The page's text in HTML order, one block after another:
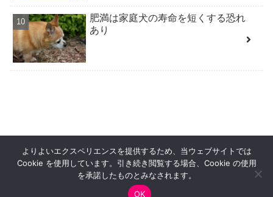
肥満は家庭犬の寿命を短くする恐れ
あり
HOME
PRIVACY POLICY
特定商取引法に基づく表記
お問合せ
犬曰く All Rights Reserved.
よりよいエクスペリエンスを提供するため、当ウェブサイトでは
Cookie を使用しています。引き続き閲覧する場合、Cookie の使用
を承諾したものとみなされます。
OK